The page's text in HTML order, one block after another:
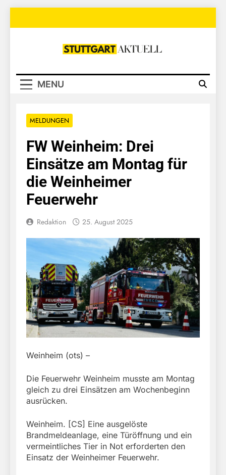
Stuttgart
MENU
MELDUNGEN
FW Weinheim: Drei
Einsätze am Montag für
die Weinheimer
Feuerwehr
Redaktion 25. August 2025
Weinheim (ots) –
Die Feuerwehr Weinheim musste am Montag
gleich zu drei Einsätzen am Wochenbeginn
ausrücken.
Weinheim. [CS] Eine ausgelöste
Brandmeldeanlage, eine Türöffnung und ein
vermeintliches Tier in Not erforderten den
Einsatz der Weinheimer Feuerwehr.